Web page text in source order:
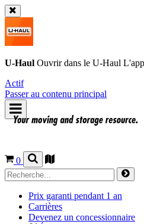
U-Haul Ouvrir dans le U-Haul
Actif
Passer au contenu principal
0
Prix garanti pendant 1 an
Carrières
Devenez un concessionnaire